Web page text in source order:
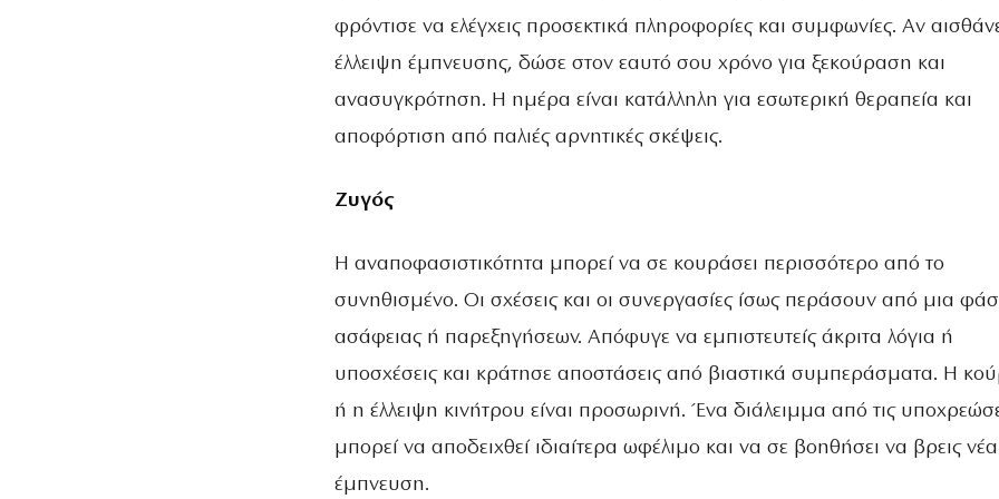
φρόντισε να ελέγχεις προσεκτικά πληροφορίες και συμφωνίες. Αν
έλλειψη έμπνευσης, δώσε στον εαυτό σου χρόνο για ξεκούραση και
ανασυγκρότηση. Η ημέρα είναι κατάλληλη για εσωτερική θεραπεία και
αποφόρτιση από παλιές αρνητικές σκέψεις.
Ζυγός
Η αναποφασιστικότητα μπορεί να σε κουράσει περισσότερο από το
συνηθισμένο. Οι σχέσεις και οι συνεργασίες ίσως περάσουν από μια
ασάφειας ή παρεξηγήσεων. Απόφυγε να εμπιστευτείς άκριτα λόγια ή
υποσχέσεις και κράτησε αποστάσεις από βιαστικά συμπεράσματα. Η
ή η έλλειψη κινήτρου είναι προσωρινή. Ένα διάλειμμα από τις
μπορεί να αποδειχθεί ιδιαίτερα ωφέλιμο και να σε βοηθήσει να βρεις νέα
έμπνευση.